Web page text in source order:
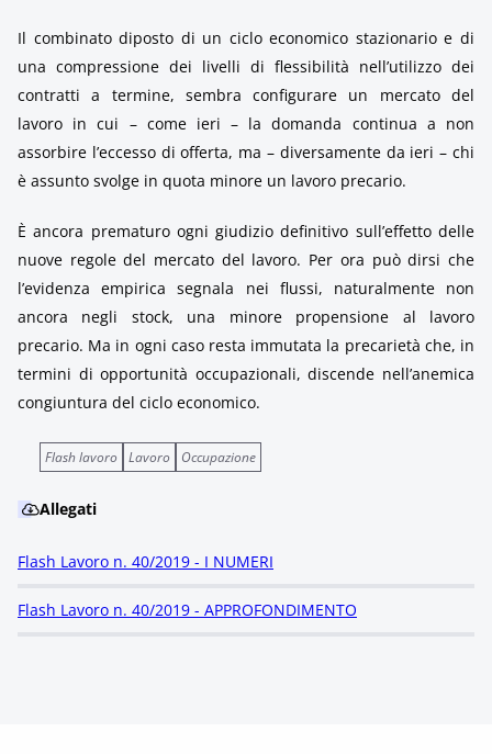
Il combinato diposto di un ciclo economico stazionario e di
una compressione dei livelli di flessibilità nell’utilizzo dei
contratti a termine, sembra configurare un mercato del
lavoro in cui – come ieri – la domanda continua a non
assorbire l’eccesso di offerta, ma – diversamente da ieri – chi
è assunto svolge in quota minore un lavoro precario.
È ancora prematuro ogni giudizio definitivo sull’effetto delle
nuove regole del mercato del lavoro. Per ora può dirsi che
l’evidenza empirica segnala nei flussi, naturalmente non
ancora negli stock, una minore propensione al lavoro
precario. Ma in ogni caso resta immutata la precarietà che, in
termini di opportunità occupazionali, discende nell’anemica
congiuntura del ciclo economico.
Flash lavoro Lavoro Occupazione
Allegati
Flash Lavoro n. 40/2019 - I NUMERI
Flash Lavoro n. 40/2019 - APPROFONDIMENTO